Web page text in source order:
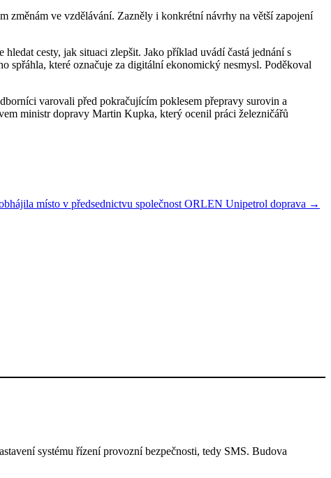
změnám ve vzdělávání. Zazněly i konkrétní návrhy na větší zapojení
cesty, jak situaci zlepšit. Jako příklad uvádí častá jednání s
které označuje za digitální ekonomický nesmysl. Poděkoval
varovali před pokračujícím poklesem přepravy surovin a
ministr dopravy Martin Kupka, který ocenil práci železničářů
místo v předsednictvu společnost ORLEN Unipetrol doprava →
systému řízení provozní bezpečnosti, tedy SMS. Budova